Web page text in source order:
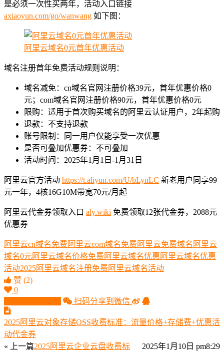
是必须一次性买两年，活动入口链接
axiaoyun.com/go/wanwang 如下图：
阿里云域名0元首年优惠活动
域名注册首年免费活动规则说明：
域名减免：cn域名官网注册价格39元，首年优惠价格0
元；com域名官网注册价格90元，首年优惠价格0元
限购：适用于首次购买域名的阿里云认证用户，2年起购
退款：不支持退款
账号限制：同一用户仅能享受一次优惠
是否可叠加优惠券：不可叠加
活动时间：2025年1月1日-1月31日
阿里云官方活动 https://t.aliyun.com/U/bLynLC 新老用户同享99
元一年，4核16G10M带宽70元/月起
阿里云代金券领取入口 aly.wiki 免费领取12张代金券，2088元
优惠券
阿里云cn域名免费 阿里云com域名免费 阿里云免费域名 阿里云
域名0元阿里云域名价格免费 阿里云域名优惠 阿里云域名优惠
活动2025阿里云域名注册免费 阿里云域名活动
赞 (2)
0
扫码分享到微信
2025阿里云对象存储OSS收费标准：流量价格+存储费+优惠活
动代金券
« 上一篇
2025年1月10日 pm8:29
2025阿里云企业云盘收费标